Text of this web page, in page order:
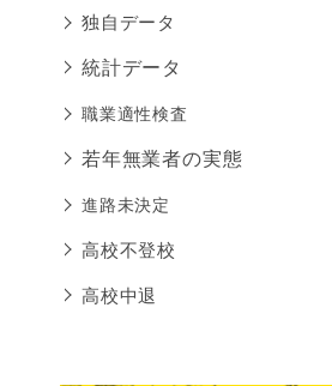
独自データ
統計データ
職業適性検査
若年無業者の実態
進路未決定
高校不登校
高校中退